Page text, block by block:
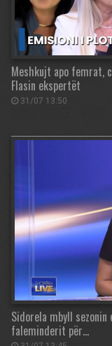
Meshkujt apo femrat,
Flasin ekspertët
31/07 13:50
Sidorela mbyll sezonin
faleminderit për…